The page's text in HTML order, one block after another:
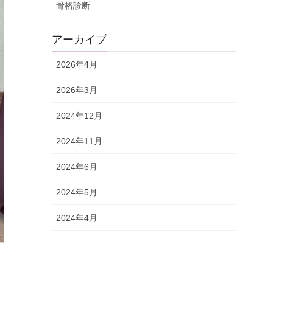
骨格診断
アーカイブ
2026年4月
2026年3月
2024年12月
2024年11月
2024年6月
2024年5月
2024年4月